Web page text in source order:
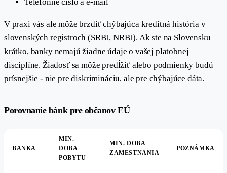
V praxi vás ale môže brzdiť chýbajúca kreditná história v
slovenských registroch (SRBI, NRBI). Ak ste na Slovensku
krátko, banky nemajú žiadne údaje o vašej platobnej
disciplíne. Žiadosť sa môže predĺžiť alebo podmienky budú
prísnejšie - nie pre diskrimináciu, ale pre chýbajúce dáta.
Porovnanie bánk pre občanov EÚ
BANKA
MIN.
DOBA
POBYTU
MIN. DOBA
ZAMESTNANIA
POZNÁMKA